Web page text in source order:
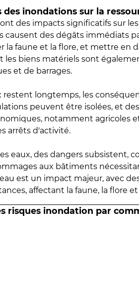
des inondations sur la
des impacts significatifs sur
causent des dégâts immédiats
la faune et la flore, et mettre en
les biens matériels sont
et de barrages.
restent longtemps, les
peuvent être isolées, et
notamment agricoles
arrêts d'activité.
eaux, des dangers subsistent,
aux bâtiments
est un impact majeur, avec
affectant la faune, la flore et
risques inondation par